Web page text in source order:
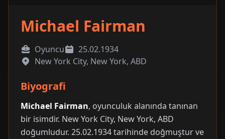
Michael Fairman
Oyuncu
25.02.1934
New York City, New York, ABD
Biyografi
Michael Fairman, oyunculuk alanında tanınan
bir isimdir. New York City, New York, ABD
doğumludur. 25.02.1934 tarihinde doğmuştur ve